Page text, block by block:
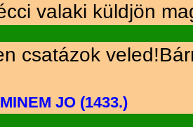
valaki küldjön
csatázok
JO (1433.)